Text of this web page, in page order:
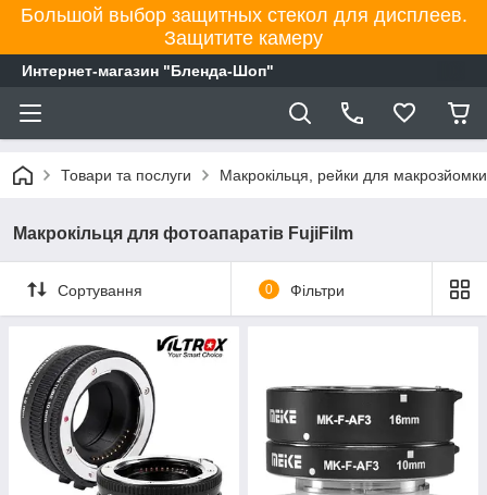
Большой выбор защитных стекол для дисплеев.
Защитите камеру
Интернет-магазин "Бленда-Шоп"
Товари та послуги Макрокільця, рейки для макрозйомки
Макрокільця для фотоапаратів FujiFilm
Сортування 0 Фільтри